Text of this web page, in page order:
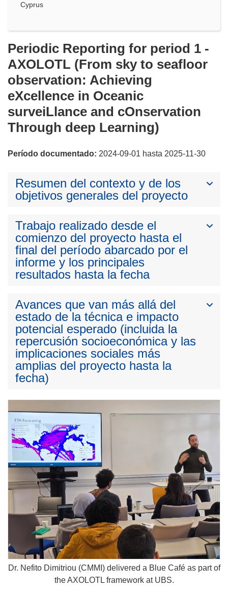
Cyprus
Periodic Reporting for period 1 -
AXOLOTL (From sky to seafloor
observation: Achieving
eXcellence in Oceanic
surveiLlance and cOnservation
Through deep Learning)
Período documentado: 2024-09-01 hasta 2025-11-30
Resumen del contexto y de los
objetivos generales del proyecto
Trabajo realizado desde el
comienzo del proyecto hasta el
final del período abarcado por el
informe y los principales
resultados hasta la fecha
Avances que van más allá del
estado de la técnica e impacto
potencial esperado (incluida la
repercusión socioeconómica y las
implicaciones sociales más
amplias del proyecto hasta la
fecha)
Dr. Nefito Dimitriou (CMMI) delivered a Blue Café as part of
the AXOLOTL framework at UBS.